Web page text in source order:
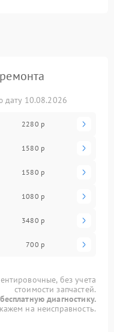
дату 10.08.2026
2280 р
1580 р
1580 р
1080 р
3480 р
700 р
без учета
стоимости запчастей.
диагностику.
на неисправность.